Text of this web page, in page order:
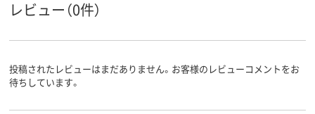
レビュー（0件）
投稿されたレビューはまだありません。お客様のレビューコメントをお
待ちしています。